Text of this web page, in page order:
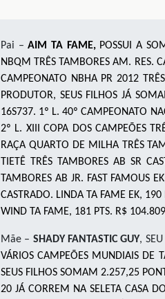
Pai –AIM TA FAME,POSSUI A
NBQM TRÊS TAMBORESAM. RES.
CAMPEONATO NBHA PR 2012
PRODUTOR, SEUS FILHOS JÁ
16S737. 1º L. 40º CAMPEONATO
2º L. XIII COPA DOS CAMPEÕES
RAÇA QUARTO DE MILHA TRÊS
TIETÊ TRÊS TAMBORES AB SR
TAMBORES AB JR. FAST FAMOUS
CASTRADO. LINDA TA FAME EK,
WIND TA FAME, 181 PTS. R$
Mãe – SHADY FANTASTIC GUY, SEU
VÁRIOS CAMPEÕES MUNDIAIS DE
SEUS FILHOS SOMAM 2.257,25
20 JÁ CORREM NA SELETA CASA